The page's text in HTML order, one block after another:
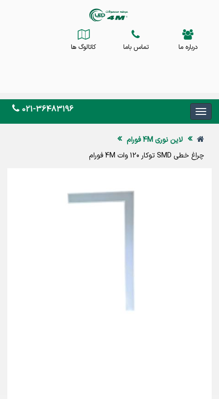
درباره ما تماس باما کاتالوگ ها
021-36483196
لاین نوری 4M فورام
چراغ خطی SMD توکار 120 وات 4M فورام